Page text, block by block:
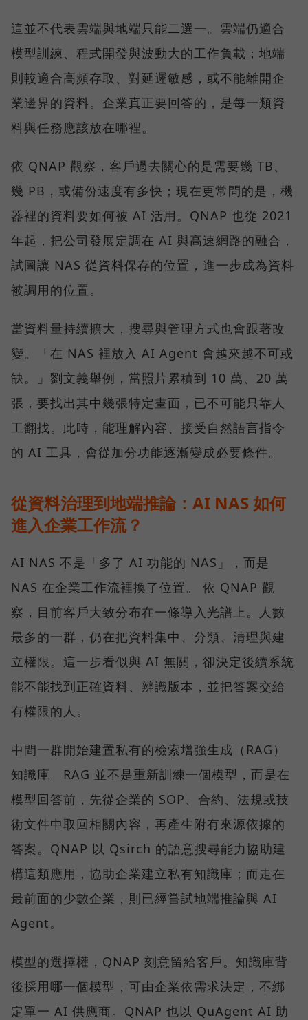
這並不代表雲端與地端只能二選一。雲端仍適合
模型訓練、程式開發與波動大的工作負載；地端
則較適合高頻存取、對延遲敏感，或不能離開企
業邊界的資料。企業真正要回答的，是每一類資
料與任務應該放在哪裡。
依 QNAP 觀察，客戶過去關心的是需要幾 TB、
幾 PB，或備份速度有多快；現在更常問的是，機
器裡的資料要如何被 AI 活用。QNAP 也從 2021
年起，把公司發展定調在 AI 與高速網路的融合，
試圖讓 NAS 從資料保存的位置，進一步成為資料
被調用的位置。
當資料量持續擴大，搜尋與管理方式也會跟著改
變。「在 NAS 裡放入 AI Agent 會越來越不可或
缺。」劉文義舉例，當照片累積到 10 萬、20 萬
張，要找出其中幾張特定畫面，已不可能只靠人
工翻找。此時，能理解內容、接受自然語言指令
的 AI 工具，會從加分功能逐漸變成必要條件。
從資料治理到地端推論：AI NAS 如何
進入企業工作流？
AI NAS 不是「多了 AI 功能的 NAS」，而是
NAS 在企業工作流裡換了位置。 依 QNAP 觀
察，目前客戶大致分布在一條導入光譜上。人數
最多的一群，仍在把資料集中、分類、清理與建
立權限。這一步看似與 AI 無關，卻決定後續系統
能不能找到正確資料、辨識版本，並把答案交給
有權限的人。
中間一群開始建置私有的檢索增強生成（RAG）
知識庫。RAG 並不是重新訓練一個模型，而是在
模型回答前，先從企業的 SOP、合約、法規或技
術文件中取回相關內容，再產生附有來源依據的
答案。QNAP 以 Qsirch 的語意搜尋能力協助建
構這類應用，協助企業建立私有知識庫；而走在
最前面的少數企業，則已經嘗試地端推論與 AI
Agent。
模型的選擇權，QNAP 刻意留給客戶。知識庫背
後採用哪一個模型，可由企業依需求決定，不綁
定單一 AI 供應商。QNAP 也以 QuAgent AI 助